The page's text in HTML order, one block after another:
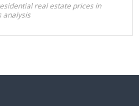
real estate prices in
analysis